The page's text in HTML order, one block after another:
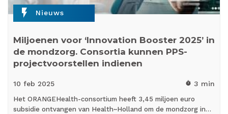
flash_on Nieuws
Miljoenen voor ‘Innovation Booster 2025’ in
de mondzorg. Consortia kunnen PPS-
projectvoorstellen indienen
10 feb 2025 timer 3 min
Het ORANGEHealth-consortium heeft 3,45 miljoen euro
subsidie ontvangen van Health~Holland om de mondzorg in…